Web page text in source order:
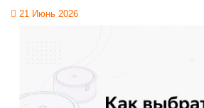
21 Июнь 2026